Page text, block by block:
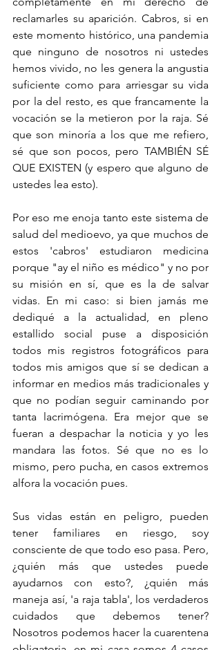
reclamarles su aparición. Cabros, si en
este momento histórico, una pandemia
que ninguno de nosotros ni ustedes
hemos vivido, no les genera la angustia
suficiente como para arriesgar su vida
por la del resto, es que francamente la
vocación se la metieron por la raja. Sé
que son minoría a los que me refiero,
sé que son pocos, pero TAMBIÉN SÉ
QUE EXISTEN (y espero que alguno de
ustedes lea esto).
Por eso me enoja tanto este sistema de
salud del medioevo, ya que muchos de
estos 'cabros' estudiaron medicina
porque "ay el niño es médico" y no por
su misión en sí, que es la de salvar
vidas. En mi caso: si bien jamás me
dediqué a la actualidad, en pleno
estallido social puse a disposición
todos mis registros fotográficos para
todos mis amigos que sí se dedican a
informar en medios más tradicionales y
que no podían seguir caminando por
tanta lacrimógena. Era mejor que se
fueran a despachar la noticia y yo les
mandara las fotos. Sé que no es lo
mismo, pero pucha, en casos extremos
alfora la vocación pues.
Sus vidas están en peligro, pueden
tener familiares en riesgo, soy
consciente de que todo eso pasa. Pero,
¿quién más que ustedes puede
ayudarnos con esto?, ¿quién más
maneja así, 'a raja tabla', los verdaderos
cuidados que debemos tener?
Nosotros podemos hacer la cuarentena